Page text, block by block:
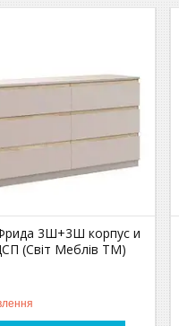
3Ш+3Ш корпус и
(Світ Меблів TM)